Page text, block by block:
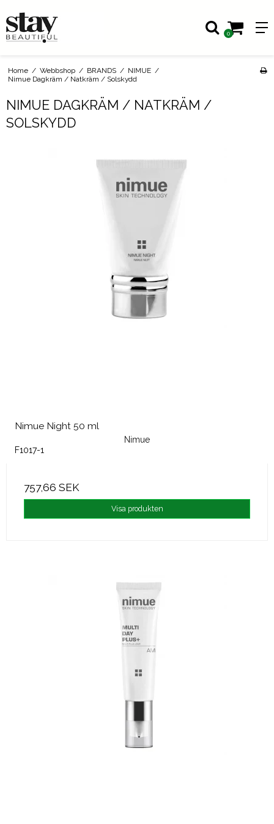
0
Home / Webbshop / BRANDS / NIMUE /
Nimue Dagkräm / Natkräm / Solskydd
NIMUE DAGKRÄM / NATKRÄM /
SOLSKYDD
Nimue Night 50 ml
Nimue
F1017-1
757,66 SEK
Visa produkten